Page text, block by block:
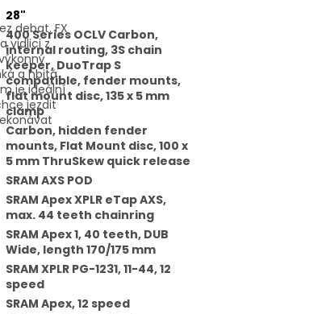
debat. FX
vidlici z
a hbitá
je ideální
jezdit
28"
400 Series OCLV Carbon,
internal routing, 3S chain
keeper, DuoTrap S
compatible, fender mounts,
flat mount disc, 135 x 5 mm
clamp
Carbon, hidden fender
mounts, Flat Mount disc, 100 x
5 mm ThruSkew quick release
SRAM AXS POD
SRAM Apex XPLR eTap AXS,
max. 44 teeth chainring
SRAM Apex 1, 40 teeth, DUB
Wide, length 170/175 mm
SRAM XPLR PG-1231, 11-44, 12
speed
SRAM Apex, 12 speed